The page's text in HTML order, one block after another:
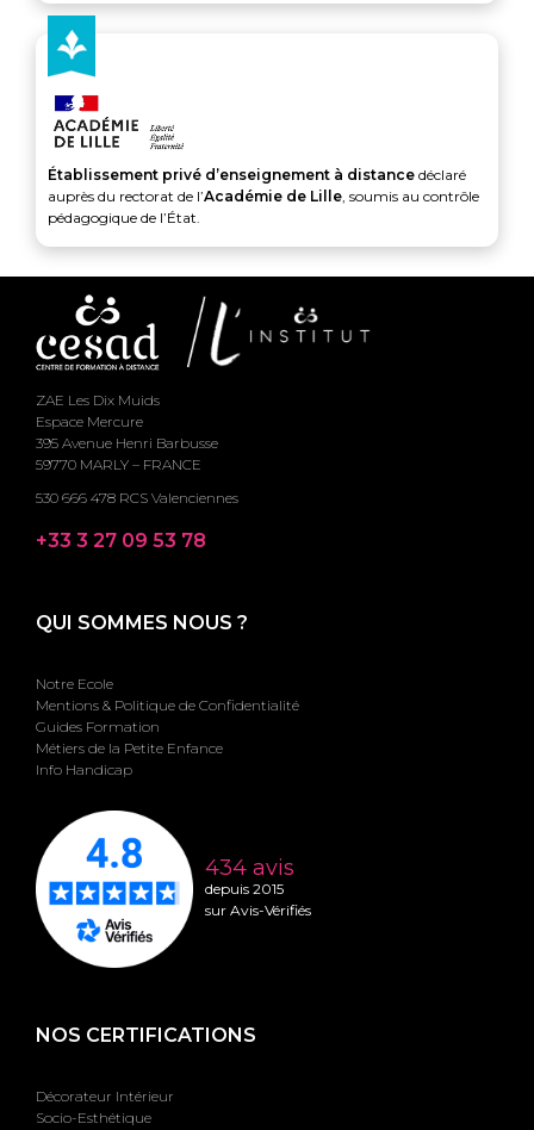
Établissement privé d’enseignement à distance déclaré
auprès du rectorat de l’Académie de Lille, soumis au contrôle
pédagogique de l’État.
ZAE Les Dix Muids
Espace Mercure
395 Avenue Henri Barbusse
59770 MARLY – FRANCE
530 666 478 RCS Valenciennes
+33 3 27 09 53 78
QUI SOMMES NOUS ?
Notre Ecole
Mentions & Politique de Confidentialité
Guides Formation
Métiers de la Petite Enfance
Info Handicap
434 avis
depuis 2015
sur Avis-Vérifiés
NOS CERTIFICATIONS
Décorateur Intérieur
Socio-Esthétique